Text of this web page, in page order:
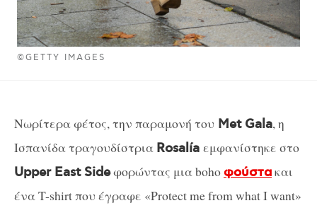
©GETTY IMAGES
Νωρίτερα φέτος, την παραμονή του Met Gala, η
Ισπανίδα τραγουδίστρια Rosalía εμφανίστηκε στο
Upper East Sideφορώντας μια bohoφούστακαι
ένα T-shirt που έγραφε «Protect me from what I want»